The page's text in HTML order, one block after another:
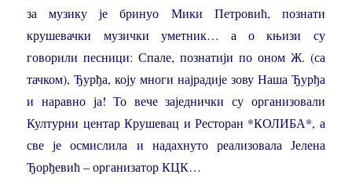
за музику је бринуо Мики Петровић, познати
крушевачки музички уметник… а о књизи су
говорили песници: Спале, познатији по оном Ж. (са
тачком), Ђурђа, коју многи најрадије зову Наша Ђурђа
и наравно ја! То вече заједнички су организовали
Културни центар Крушевац и Ресторан *КОЛИБА*, а
све је осмислила и надахнуто реализовала Јелена
Ђорђевић – организатор КЦК…